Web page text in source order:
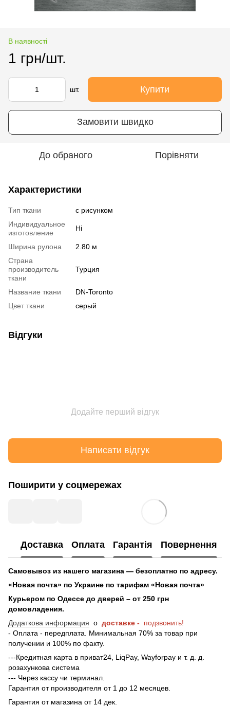
В наявності
1 грн/шт.
шт. Купити
Замовити швидко
До обраного Порівняти
Характеристики
Тип ткани
с рисунком
Индивидуальное
изготовление
Ні
Ширина рулона
2.80 м
Страна
производитель
ткани
Турция
Название ткани
DN-Toronto
Цвет ткани
серый
Відгуки
Додайте перший відгук
Написати відгук
Поширити у соцмережах
Доставка Оплата Гарантія Повернення
Самовывоз из нашего магазина — безоплатно по адресу.
«Новая почта» по Украине по тарифам «Новая почта»
Курьером по Одессе до дверей – от 250 грн
домовладения.
Додаткова информация о доставке - подзвонить!
- Оплата - передплата. Минимальная 70% за товар при
получении и 100% по факту.
---Кредитная карта в приват24, LiqPay, Wayforpay и т. д. д.
розахункова система
--- Через кассу чи терминал.
Гарантия от производителя от 1 до 12 месяцев.
Гарантия от магазина от 14 дек.